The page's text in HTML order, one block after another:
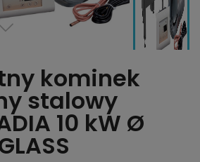
kominek
stalowy
10 kW Ø